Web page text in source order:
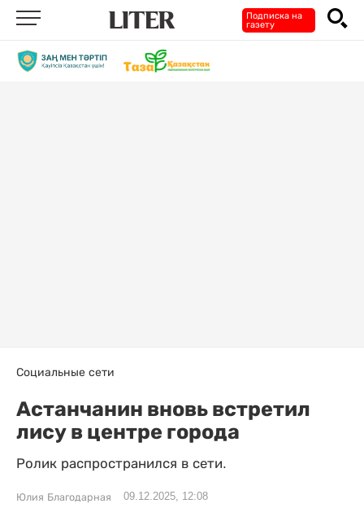
Подписка на
газету
Социальные сети
Астанчанин вновь встретил
лису в центре города
Ролик распространился в сети.
Юлия Благодарная 09.12.2025, 12:08